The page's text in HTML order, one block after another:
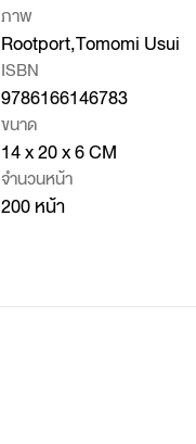
ภาพ
Rootport,Tomomi Usui
ISBN
9786166146783
ขนาด
14 x 20 x 6 CM
จำนวนหน้า
200 หน้า